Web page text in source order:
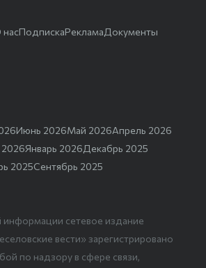
насПодпискаРекламаДокументы
Июнь 2026Май 2026Апрель 2026
Январь 2026Декабрь 2025
2025Сентябрь 2025
информации сетевое издание
вести» зарегистрировано
по надзору в сфере связи,